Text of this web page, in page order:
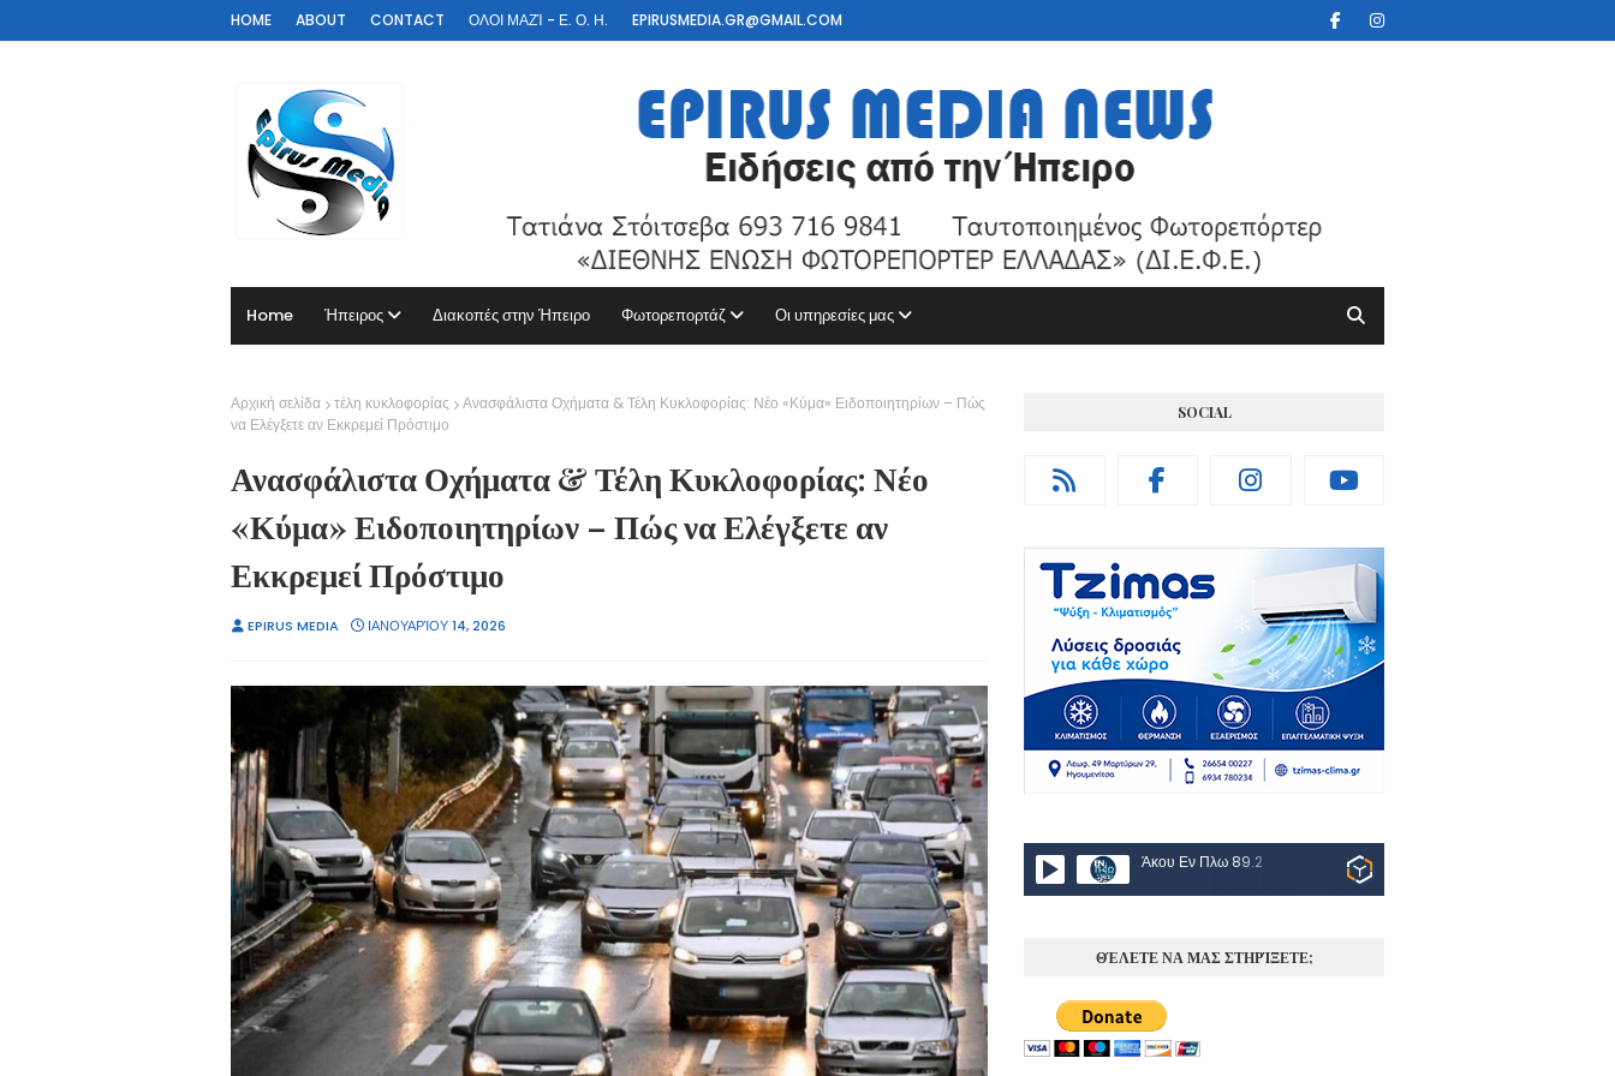
HOME ABOUT CONTACT ΟΛΟΙ ΜΑΖΊ - Ε. Ο. Η. EPIRUSMEDIA.GR@GMAIL.COM
Home Ήπειρος Διακοπές στην Ήπειρο Φωτορεπορτάζ Οι υπηρεσίες μας
Αρχική σελίδα τέλη κυκλοφορίας
Ανασφάλιστα Οχήματα & Τέλη Κυκλοφορίας: Νέο «Κύμα» Ειδοποιητηρίων – Πώς
να Ελέγξετε αν Εκκρεμεί Πρόστιμο
Ανασφάλιστα Οχήματα & Τέλη Κυκλοφορίας: Νέο
«Κύμα» Ειδοποιητηρίων – Πώς να Ελέγξετε αν
Εκκρεμεί Πρόστιμο
EPIRUS MEDIA ΙΑΝΟΥΑΡΊΟΥ 14, 2026
SOCIAL
Άκου Εν Πλω 89.2
ΘΈΛΕΤΕ ΝΑ ΜΑΣ ΣΤΗΡΊΞΕΤΕ;